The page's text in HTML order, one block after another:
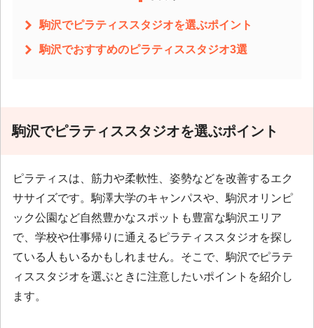
駒沢でピラティススタジオを選ぶポイント
駒沢でおすすめのピラティススタジオ3選
駒沢でピラティススタジオを選ぶポイント
ピラティスは、筋力や柔軟性、姿勢などを改善するエク
ササイズです。駒澤大学のキャンパスや、駒沢オリンピ
ック公園など自然豊かなスポットも豊富な駒沢エリア
で、学校や仕事帰りに通えるピラティススタジオを探し
ている人もいるかもしれません。そこで、駒沢でピラテ
ィススタジオを選ぶときに注意したいポイントを紹介し
ます。